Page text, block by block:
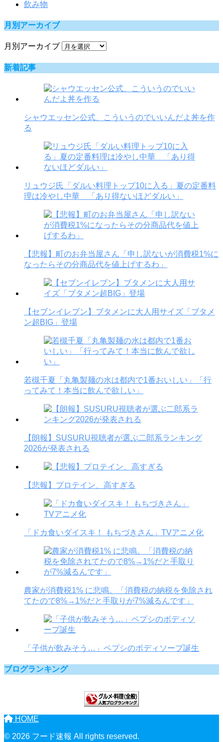
飲み物
月別アーカイブ
月別アーカイブ
新着記事
シャウエッセン公式、こういうのでいいんだよ丼を作
る
リュウジ氏「ダルい料理トップ10に入る」夏の定番料
理は冷やし中華 「あり得ないほどダルい」
【悲報】町のお弁当屋さん「申し訳ないが消費税1%に
なったらその分商品代を値上げするわ」
【セブンイレブン】ブタメンに大人用サイズ「ブタメ
ン超BIG」登場
若槻千夏「丸亀製麺の水は都内で1番おいしい」「行
ってみて！本当に飲んで欲しい」
【朗報】SUSURU視聴者が選ぶ二郎系ランキング
2026が発表される
【悲報】プロテイン、高すぎる
「ドカ食いダイスキ！ もちづきさん」TVアニメ化
農家が消費税1% に悲鳴。「消費税の納税を免除され
てたので8%→1%だと手取りが7%減るんです」
「子供が飲みそう…」ペプシのボディソープ誕生
ブログランキング
HOME
© 2026 フード速報 All rights reserved.